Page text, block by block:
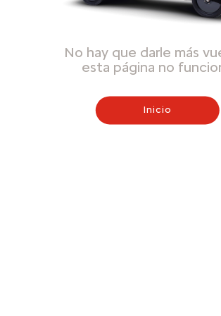
No hay que darle más
esta página no
Inicio